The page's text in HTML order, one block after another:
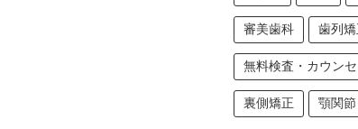
審美歯科 歯列矯
無料検査・カウン
裏側矯正 顎関節